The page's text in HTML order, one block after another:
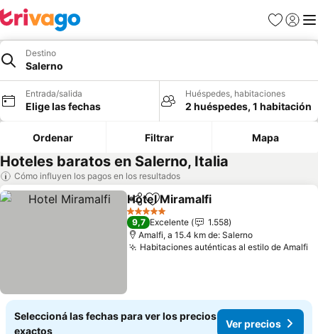
Favoritos
Iniciar
Destino
Salerno
Entrada/salida
Elige las fechas
Huéspedes, habitaciones
2 huéspedes, 1 habitación
Ordenar Filtrar Mapa
Hoteles baratos en Salerno, Italia
Cómo influyen los pagos en los resultados
CompartirAñadir a favoritos
Hotel Miramalfi
5 Estrellas
9,7 Excelente
1.558
Amalfi, a 15.4 km de: Salerno
Habitaciones auténticas al estilo de Amalfi
Seleccioná las fechas para ver los precios
exactos
Ver precios